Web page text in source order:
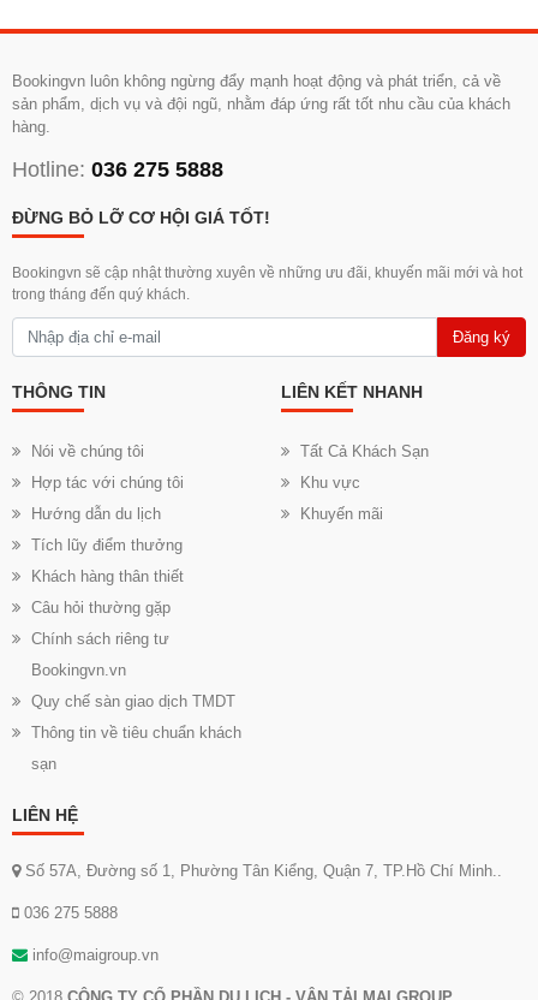
Bookingvn luôn không ngừng đẩy mạnh hoạt động và phát triển, cả về
sản phẩm, dịch vụ và đội ngũ, nhằm đáp ứng rất tốt nhu cầu của khách
hàng.
Hotline: 036 275 5888
ĐỪNG BỎ LỠ CƠ HỘI GIÁ TỐT!
Bookingvn sẽ cập nhật thường xuyên về những ưu đãi, khuyến mãi mới và hot
trong tháng đến quý khách.
Đăng ký
THÔNG TIN
Nói về chúng tôi
Hợp tác với chúng tôi
Hướng dẫn du lịch
Tích lũy điểm thưởng
Khách hàng thân thiết
Câu hỏi thường gặp
Chính sách riêng tư
Bookingvn.vn
Quy chế sàn giao dịch TMDT
Thông tin về tiêu chuẩn khách
sạn
LIÊN KẾT NHANH
Tất Cả Khách Sạn
Khu vực
Khuyến mãi
LIÊN HỆ
Số 57A, Đường số 1, Phường Tân Kiểng, Quận 7, TP.Hồ Chí Minh..
036 275 5888
info@maigroup.vn